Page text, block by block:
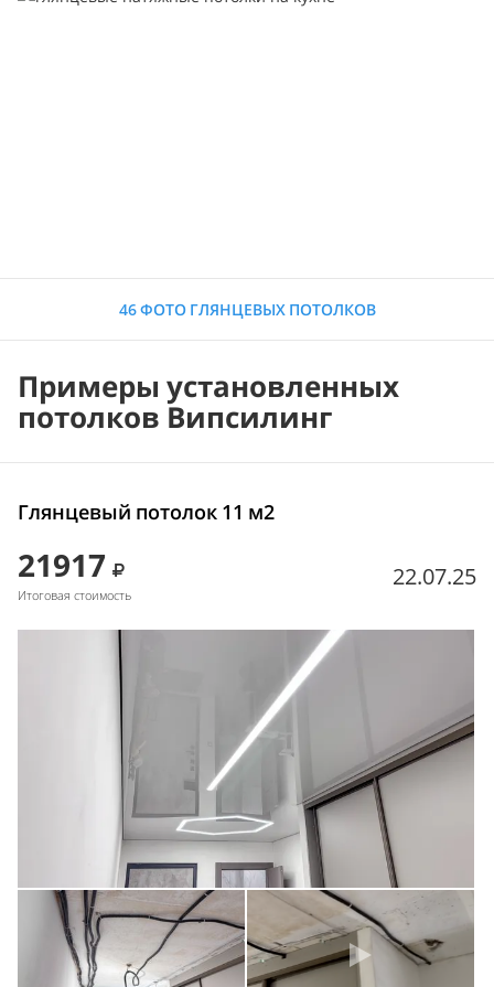
46 ФОТО ГЛЯНЦЕВЫХ ПОТОЛКОВ
Примеры установленных
потолков Випсилинг
Глянцевый потолок 11 м2
21917
Итоговая стоимость
22.07.25